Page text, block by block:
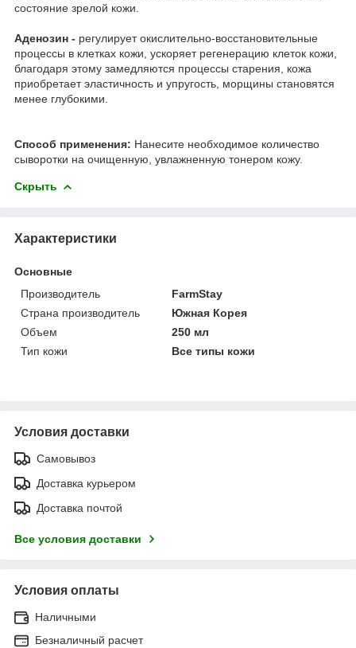
состояние зрелой кожи.
Аденозин - регулирует окислительно-восстановительные
процессы в клетках кожи, ускоряет регенерацию клеток кожи,
благодаря этому замедляются процессы старения, кожа
приобретает эластичность и упругость, морщины становятся
менее глубокими.
Способ применения: Нанесите необходимое количество
сыворотки на очищенную, увлажненную тонером кожу.
Скрыть
Характеристики
Основные
Производитель
FarmStay
Страна производитель
Южная Корея
Объем
250 мл
Тип кожи
Все типы кожи
Условия доставки
Самовывоз
Доставка курьером
Доставка почтой
Все условия доставки
Условия оплаты
Наличными
Безналичный расчет